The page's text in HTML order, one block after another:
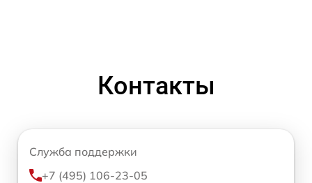
Контакты
Служба поддержки
+7 (495) 106-23-05